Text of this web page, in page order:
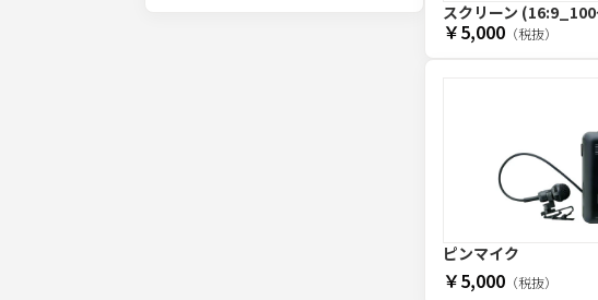
スクリーン
￥5,000 （税抜）
ピンマイク
￥5,000 （税抜）